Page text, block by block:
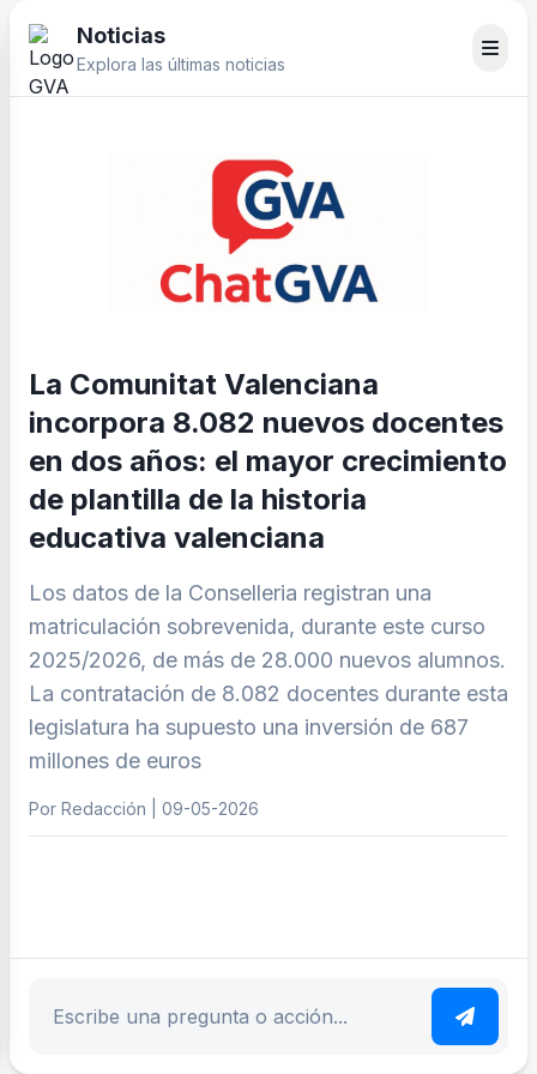
Noticias
Explora las últimas noticias
La Comunitat Valenciana
incorpora 8.082 nuevos docentes
en dos años: el mayor crecimiento
de plantilla de la historia
educativa valenciana
Los datos de la Conselleria registran una
matriculación sobrevenida, durante este curso
2025/2026, de más de 28.000 nuevos alumnos.
La contratación de 8.082 docentes durante esta
legislatura ha supuesto una inversión de 687
millones de euros
Por Redacción | 09-05-2026
Escribe tu pregunta